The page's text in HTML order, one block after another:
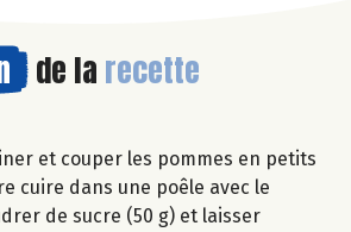
de la recette
et couper les pommes en petits
cuire dans une poêle avec le
de sucre (50 g) et laisser